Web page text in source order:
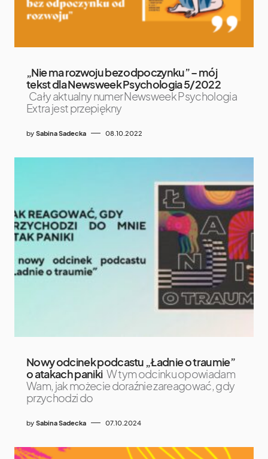
„Nie ma rozwoju bez odpoczynku” – mój
tekst dla Newsweek Psychologia 5/2022
Cały aktualny numer Newsweek Psychologia
Extra jest przepiękny
by Sabina Sadecka 08.10.2022
Nowy odcinek podcastu „Ładnie o traumie”
o atakach paniki W tym odcinku opowiadam
Wam, jak możecie doraźnie zareagować, gdy
przychodzi do
by Sabina Sadecka 07.10.2024